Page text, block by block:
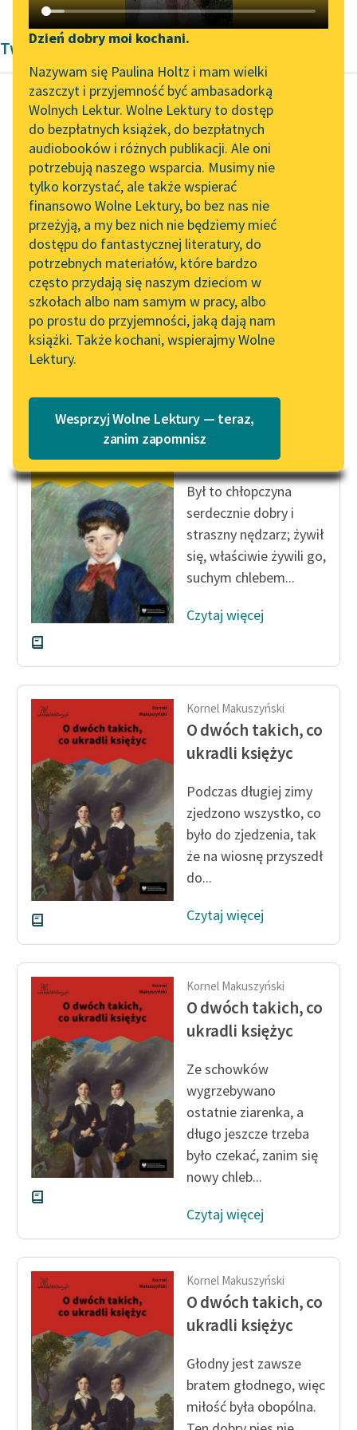
Katalog DAISY
Podkasty o książkach
Zgłoś brak utworu
Aktualności
„Prokurator Alicja Horn”
do słuchania
Byliśmy częścią AI Impact
Lab
Zapraszamy na spotkanie
online z tłumaczkami
literatury skandynawskiej
Spotkanie z Katarzyną
Tunkiel w Oslo
102. lata temu zmarł
Joseph Conrad
Lektury szkolne i klasyka
literatury do słuchania dla
uczennic i uczniów z
niepełnosprawnościami
E-kolekcja lektur
szkolnych i literatury do
słuchania dla uczennic i
uczniów z
niepełnosprawnościami
Feministyczne inspiracje.
Popularyzacja
feministycznej
Ręce pełne poezji
Kolekcje edukacyjne
twórców przechodzących
do domeny publicznej,
lektur szkolnych oraz
Starego Testamentu
Odkurzamy bohaterów
Szkoła Poezji Wolnych
Lektur
Narzędzia
Mapa Wolnych Lektur
Leśmianator
Przewodnik dla piszących i
czytających
API
OAI-PMH
Widget Wolnych Lektur
Przypisy
Katalog w formacie PDF
O nas
Kontakt
O projekcie
Zespół
Zasady wykorzystania
Wolnych Lektur
Logotypy
Materiały promocyjne
Dane fundacji i
sprawozdania finansowe
Regulamin darowizn
Informacja o treściach
wrażliwych
Deklaracja dostępności
Dzień dobry moi kochani.
Nazywam się Paulina Holtz i mam wielki
zaszczyt i przyjemność być ambasadorką
Wolnych Lektur. Wolne Lektury to dostęp
do bezpłatnych książek, do bezpłatnych
audiobooków i różnych publikacji. Ale oni
potrzebują naszego wsparcia. Musimy nie
tylko korzystać, ale także wspierać
finansowo Wolne Lektury, bo bez nas nie
przeżyją, a my bez nich nie będziemy mieć
dostępu do fantastycznej literatury, do
potrzebnych materiałów, które bardzo
często przydają się naszym dzieciom w
szkołach albo nam samym w pracy, albo
po prostu do przyjemności, jaką dają nam
książki. Także kochani, wspierajmy Wolne
Lektury.
Wesprzyj Wolne Lektury — teraz,
zanim zapomnisz
Twórczość Kornela Makuszyńskiego
Kornel Makuszyński
Awantury arabskie
— Czy ten człowiek
umiera z głodu?
— Nie zgadłeś — ten
człowiek umiera z
przejedzenia.
— Hę? — zdumiał...
Kornel Makuszyński
Bezgrzeszne lata
Był to chłopczyna
serdecznie dobry i
straszny nędzarz; żywił
się, właściwie żywili go,
suchym chlebem...
Czytaj więcej
Kornel Makuszyński
O dwóch takich, co
ukradli księżyc
Podczas długiej zimy
zjedzono wszystko, co
było do zjedzenia, tak
że na wiosnę przyszedł
do...
Czytaj więcej
Kornel Makuszyński
O dwóch takich, co
ukradli księżyc
Ze schowków
wygrzebywano
ostatnie ziarenka, a
długo jeszcze trzeba
było czekać, zanim się
nowy chleb...
Czytaj więcej
Kornel Makuszyński
O dwóch takich, co
ukradli księżyc
Głodny jest zawsze
bratem głodnego, więc
miłość była obopólna.